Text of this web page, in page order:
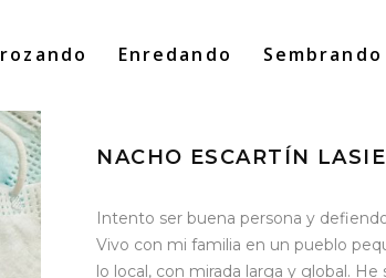
Enredando Sembrando
Search
NACHO ESCARTÍN
Intento ser buena persona y
Vivo con mi familia en un pueblo
lo local, con mirada larga y global. He